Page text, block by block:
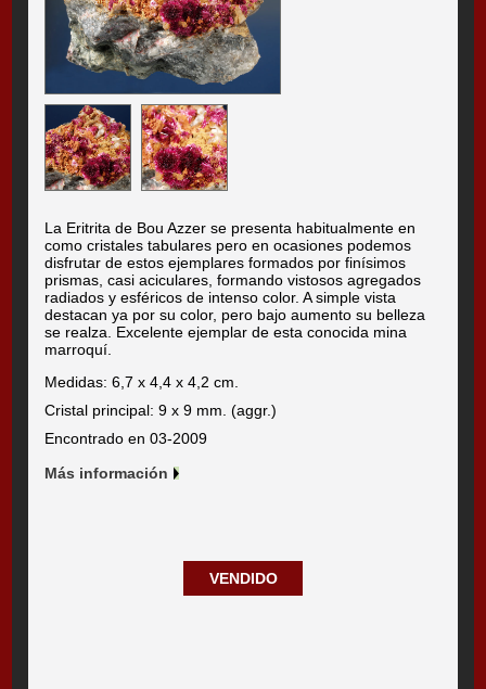
La Eritrita de Bou Azzer se presenta habitualmente en
como cristales tabulares pero en ocasiones podemos
disfrutar de estos ejemplares formados por finísimos
prismas, casi aciculares, formando vistosos agregados
radiados y esféricos de intenso color. A simple vista
destacan ya por su color, pero bajo aumento su belleza
se realza. Excelente ejemplar de esta conocida mina
marroquí.
Medidas: 6,7 x 4,4 x 4,2 cm.
Cristal principal: 9 x 9 mm. (aggr.)
Encontrado en 03-2009
Más información
VENDIDO